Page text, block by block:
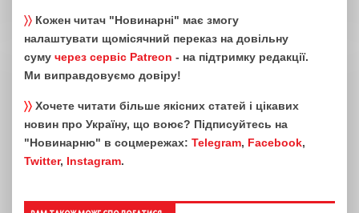
〉〉 Кожен читач "Новинарні" має змогу
налаштувати щомісячний переказ на довільну
суму через сервіс Patreon - на підтримку редакції.
Ми виправдовуємо довіру!
〉〉 Хочете читати більше якісних статей і цікавих
новин про Україну, що воює? Підписуйтесь на
"Новинарню" в соцмережах: Telegram, Facebook,
Twitter, Instagram.